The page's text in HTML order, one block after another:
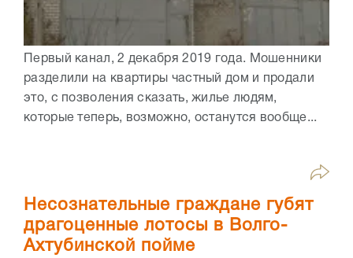
Первый канал, 2 декабря 2019 года. Мошенники
разделили на квартиры частный дом и продали
это, с позволения сказать, жилье людям,
которые теперь, возможно, останутся вообще...
Несознательные граждане губят
драгоценные лотосы в Волго-
Ахтубинской пойме